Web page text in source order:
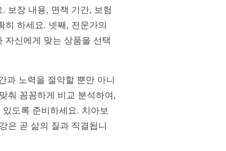
보장 내용, 면책 기간, 보험
히 하세요. 넷째, 전문가의
자신에게 맞는 상품을 선택
과 노력을 절약할 뿐만 아니
춰 꼼꼼하게 비교 분석하여,
도록 준비하세요. 치아보
은 곧 삶의 질과 직결됩니